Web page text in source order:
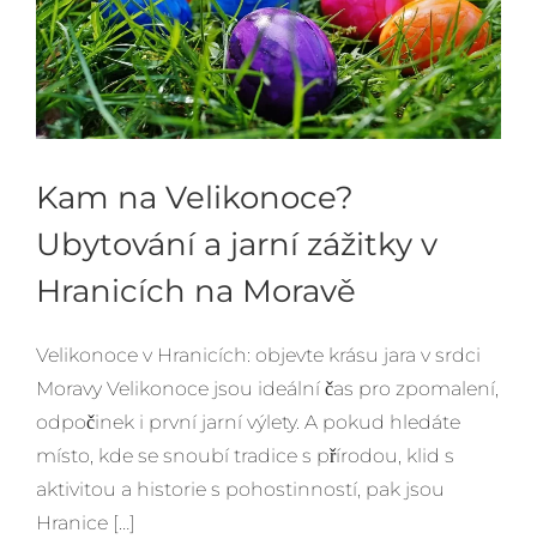
Kam na Velikonoce?
Ubytování a jarní zážitky v
Hranicích na Moravě
Velikonoce v Hranicích: objevte krásu jara v srdci
Moravy Velikonoce jsou ideální čas pro zpomalení,
odpočinek i první jarní výlety. A pokud hledáte
místo, kde se snoubí tradice s přírodou, klid s
aktivitou a historie s pohostinností, pak jsou
Hranice […]